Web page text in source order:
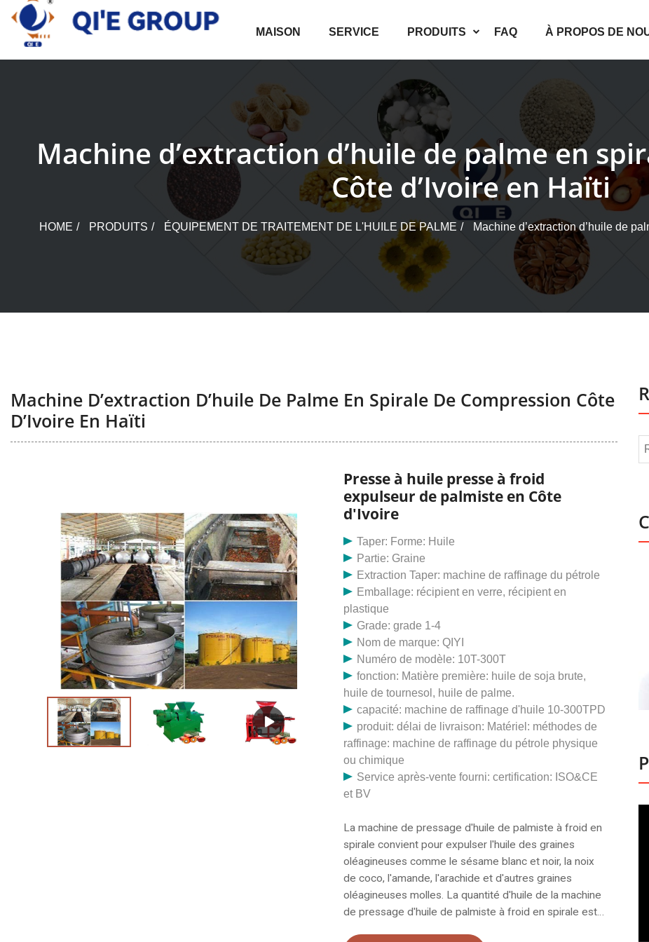
Skip
content
MAISON SERVICE PRODUITS FAQ À PROPOS DE
Machine d’extraction d’huile de palme en
Côte d’Ivoire en Haïti
HOME PRODUITS ÉQUIPEMENT DE TRAITEMENT DE L'HUILE DE PALME Machine d’extraction d’huile de
Machine D’extraction D’huile De Palme En Spirale De Compression Côte
D’Ivoire En Haïti
Presse à huile presse à froid
expulseur de palmiste en Côte
d'Ivoire
Taper: Forme: Huile
Partie: Graine
Extraction Taper: machine de raffinage du pétrole
Emballage: récipient en verre, récipient en
plastique
Grade: grade 1-4
Nom de marque: QIYI
Numéro de modèle: 10T-300T
fonction: Matière première: huile de soja brute,
huile de tournesol, huile de palme.
capacité: machine de raffinage d'huile 10-300TPD
produit: délai de livraison: Matériel: méthodes de
raffinage: machine de raffinage du pétrole physique
ou chimique
Service après-vente fourni: certification: ISO&CE
et BV
La machine de pressage d'huile de palmiste à froid en
spirale convient pour expulser l'huile des graines
oléagineuses comme le sésame blanc et noir, la noix
de coco, l'amande, l'arachide et d'autres graines
oléagineuses molles. La quantité d'huile de la machine
de pressage d'huile de palmiste à froid en spirale est